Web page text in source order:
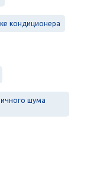
кондиционера
шума